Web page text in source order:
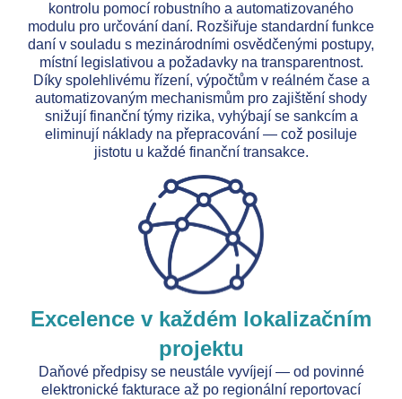
kontrolu pomocí robustního a automatizovaného
modulu pro určování daní. Rozšiřuje standardní funkce
daní v souladu s mezinárodními osvědčenými postupy,
místní legislativou a požadavky na transparentnost.
Díky spolehlivému řízení, výpočtům v reálném čase a
automatizovaným mechanismům pro zajištění shody
snižují finanční týmy rizika, vyhýbají se sankcím a
eliminují náklady na přepracování — což posiluje
jistotu u každé finanční transakce.
Excelence v každém lokalizačním
projektu
Daňové předpisy se neustále vyvíjejí — od povinné
elektronické fakturace až po regionální reportovací